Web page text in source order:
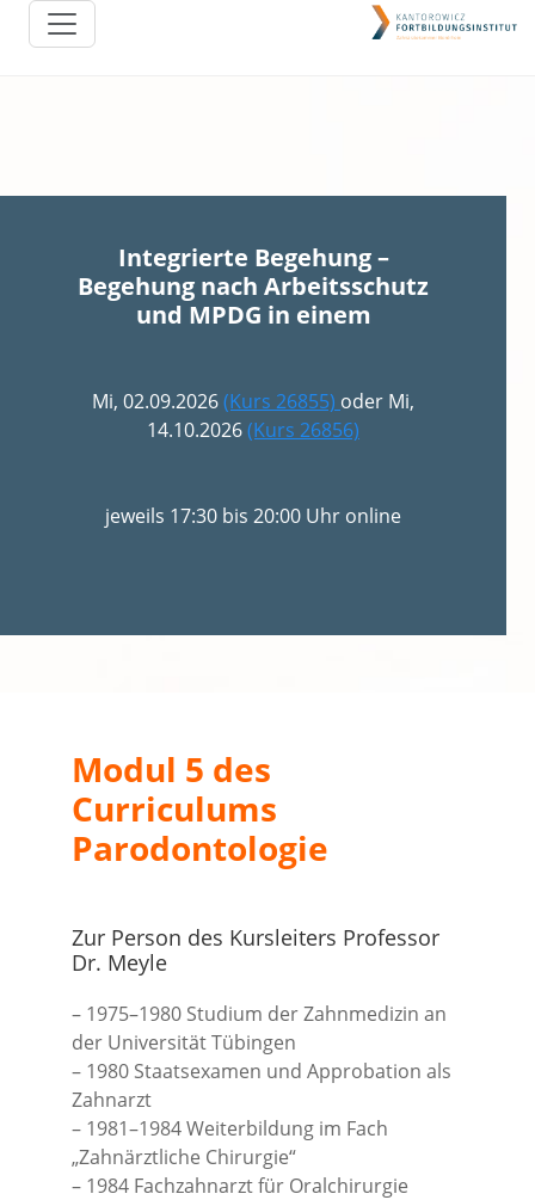
Integrierte Begehung –
Begehung nach Arbeitsschutz
und MPDG in einem
Mi, 02.09.2026(Kurs 26855) oder Mi,
14.10.2026(Kurs 26856)
jeweils 17:30 bis 20:00 Uhr online
Modul 5 des
Curriculums
Parodontologie
Zur Person des Kursleiters Professor
Dr. Meyle
– 1975–1980 Studium der Zahnmedizin an
der Universität Tübingen
– 1980 Staatsexamen und Approbation als
Zahnarzt
– 1981–1984 Weiterbildung im Fach
„Zahnärztliche Chirurgie“
– 1984 Fachzahnarzt für Oralchirurgie